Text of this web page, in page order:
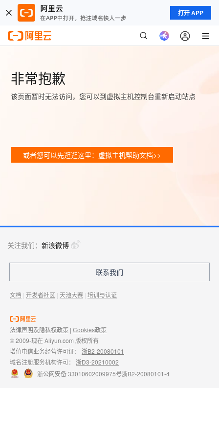
打开 APP
非常抱歉
该页面暂时无法访问，您可以到虚拟主机控制台重新启动站点
或者您可以先逛逛这里：虚拟主机帮助文档>>